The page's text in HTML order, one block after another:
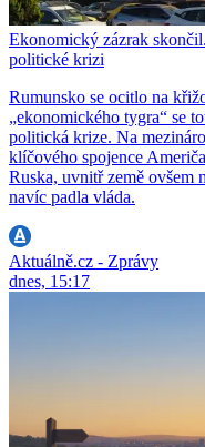
Ekonomický zázrak
politické krizi
Rumunsko se ocitlo na
„ekonomického tygra“ se
politická krize. Na
klíčového spojence
Ruska, uvnitř země ovšem
navíc padla vláda.
Aktuálně.cz - Zprávy
dnes, 15:17